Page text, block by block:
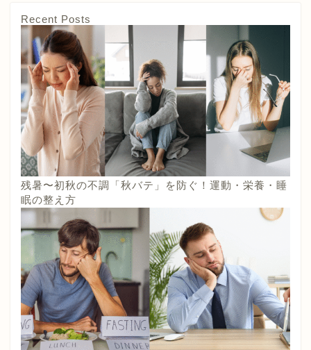
Recent Posts
残暑〜初秋の不調「秋バテ」を防ぐ！運動・栄養・睡
眠の整え方